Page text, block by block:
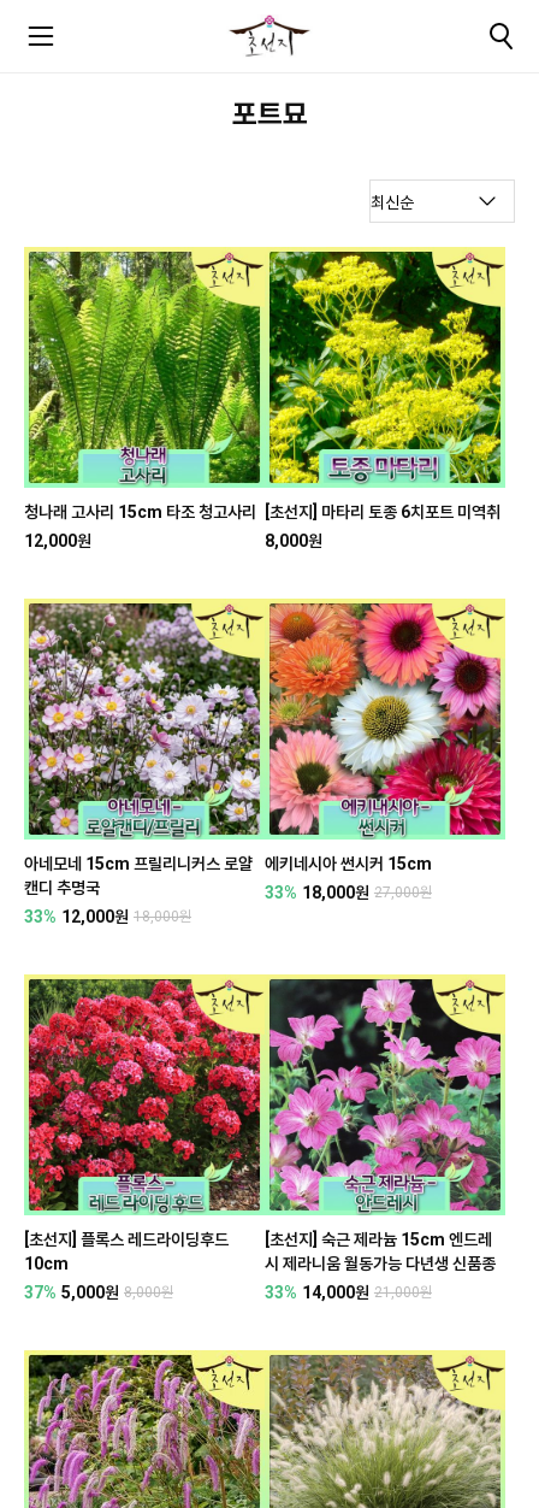
포트묘
청나래 고사리 15cm 타조 청고사리
12,000원
[초선지] 마타리 토종 6치포트 미역취
8,000원
아네모네 15cm 프릴리니커스 로얄
캔디 추명국
33% 12,000원 18,000원
에키네시아 썬시커 15cm
33% 18,000원 27,000원
[초선지] 플록스 레드라이딩후드
10cm
37% 5,000원 8,000원
[초선지] 숙근 제라늄 15cm 엔드레
시 제라니움 월동가능 다년생 신품종
33% 14,000원 21,000원